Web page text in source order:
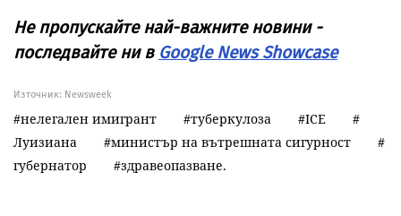
Не пропускайте най-важните новини -
последвайте ни в Google News Showcase
Източник: Newsweek
нелегален имигрант туберкулоза
ICE
Луизиана
министър на вътрешната сигурност
губернатор
здравеопазване.